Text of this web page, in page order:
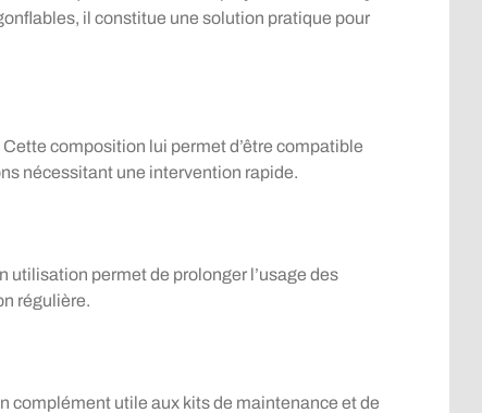
il constitue une solution pratique pour
composition lui permet d’être compatible
nécessitant une intervention rapide.
permet de prolonger l’usage des
régulière.
complément utile aux kits de maintenance et de